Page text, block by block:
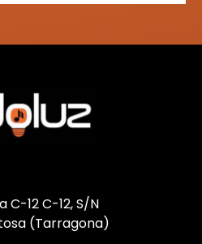
12 C-12, S/N
(Tarragona)